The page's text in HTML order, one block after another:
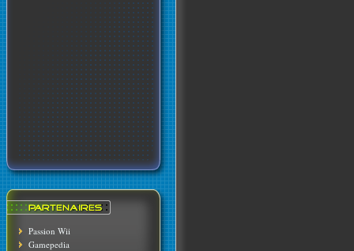
Passion Wii
Gamepedia